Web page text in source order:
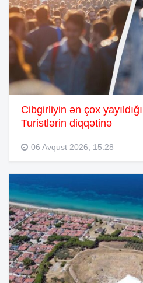
Cibgirliyin ən çox
Turistlərin diqqətinə
06 Avqust 2026, 15:28